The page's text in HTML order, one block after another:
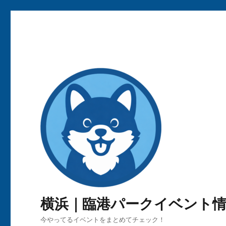
横浜｜臨港パークイベント
今やってるイベントをまとめてチェック！